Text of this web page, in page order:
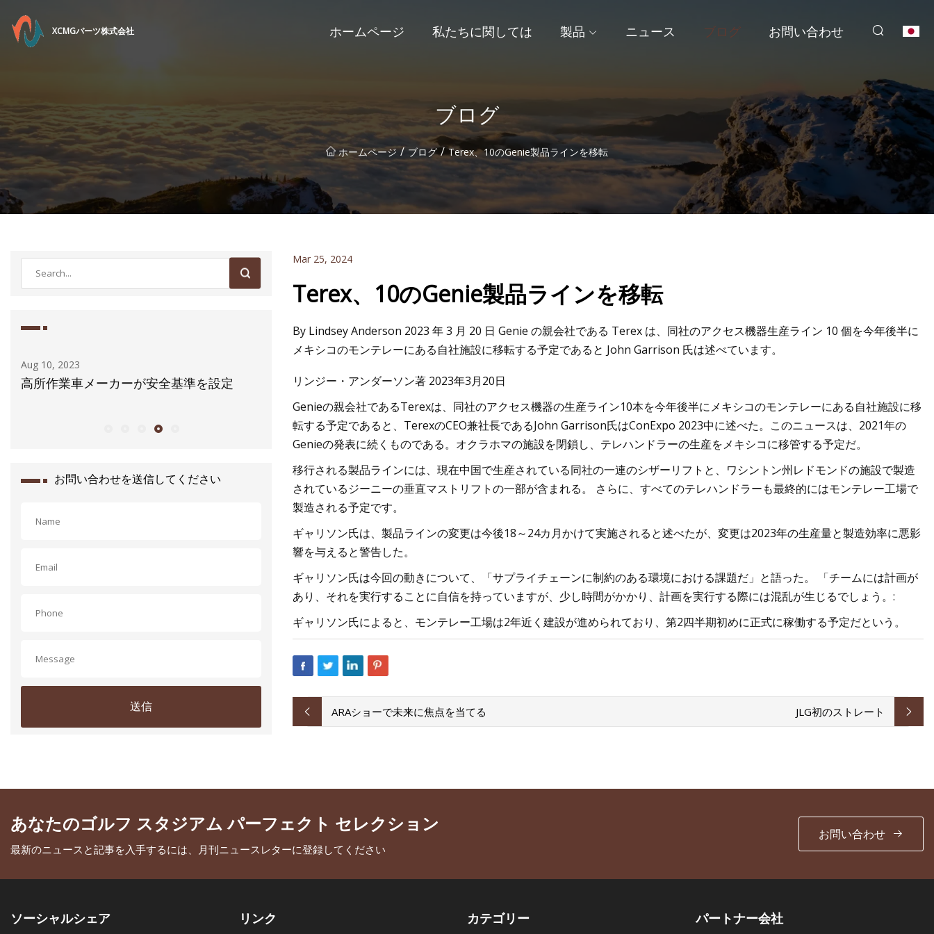
XCMGパーツ株式会社 ホームページ 私たちに関しては 製品 ニュース ブログ お問い合わせ
ブログ
ホームページ / ブログ / Terex、10のGenie製品ラインを移転
Aug 10, 2023
高所作業車メーカーが安全基準を設定
アゼルバイジャン、ホジャベンドでのトラ
ック爆発に関連した刑事訴訟を開始
2024 フォード レンジャー
お問い合わせを送信してください
送信
Mar 25, 2024
Terex、10のGenie製品ラインを移転
By Lindsey Anderson 2023 年 3 月 20 日 Genie の親会社である Terex は、同社のアクセス機器生産ライン 10 個を今年後半に
メキシコのモンテレーにある自社施設に移転する予定であると John Garrison 氏は述べています。
リンジー・アンダーソン著 2023年3月20日
Genieの親会社であるTerexは、同社のアクセス機器の生産ライン10本を今年後半にメキシコのモンテレーにある自社施設に移
転する予定であると、TerexのCEO兼社長であるJohn Garrison氏はConExpo 2023中に述べた。このニュースは、2021年の
Genieの発表に続くものである。オクラホマの施設を閉鎖し、テレハンドラーの生産をメキシコに移管する予定だ。
移行される製品ラインには、現在中国で生産されている同社の一連のシザーリフトと、ワシントン州レドモンドの施設で製造
されているジーニーの垂直マストリフトの一部が含まれる。 さらに、すべてのテレハンドラーも最終的にはモンテレー工場で
製造される予定です。
ギャリソン氏は、製品ラインの変更は今後18～24カ月かけて実施されると述べたが、変更は2023年の生産量と製造効率に悪影
響を与えると警告した。
ギャリソン氏は今回の動きについて、「サプライチェーンに制約のある環境における課題だ」と語った。 「チームには計画が
あり、それを実行することに自信を持っていますが、少し時間がかかり、計画を実行する際には混乱が生じるでしょう。:
ギャリソン氏によると、モンテレー工場は2年近く建設が進められており、第2四半期初めに正式に稼働する予定だという。
ARAショーで未来に焦点を当てる JLG初のストレート
あなたのゴルフ スタジアム パーフェクト セレクション
最新のニュースと記事を入手するには、月刊ニュースレターに登録してください
お問い合わせ
ソーシャルシェア リンク カテゴリー パートナー会社